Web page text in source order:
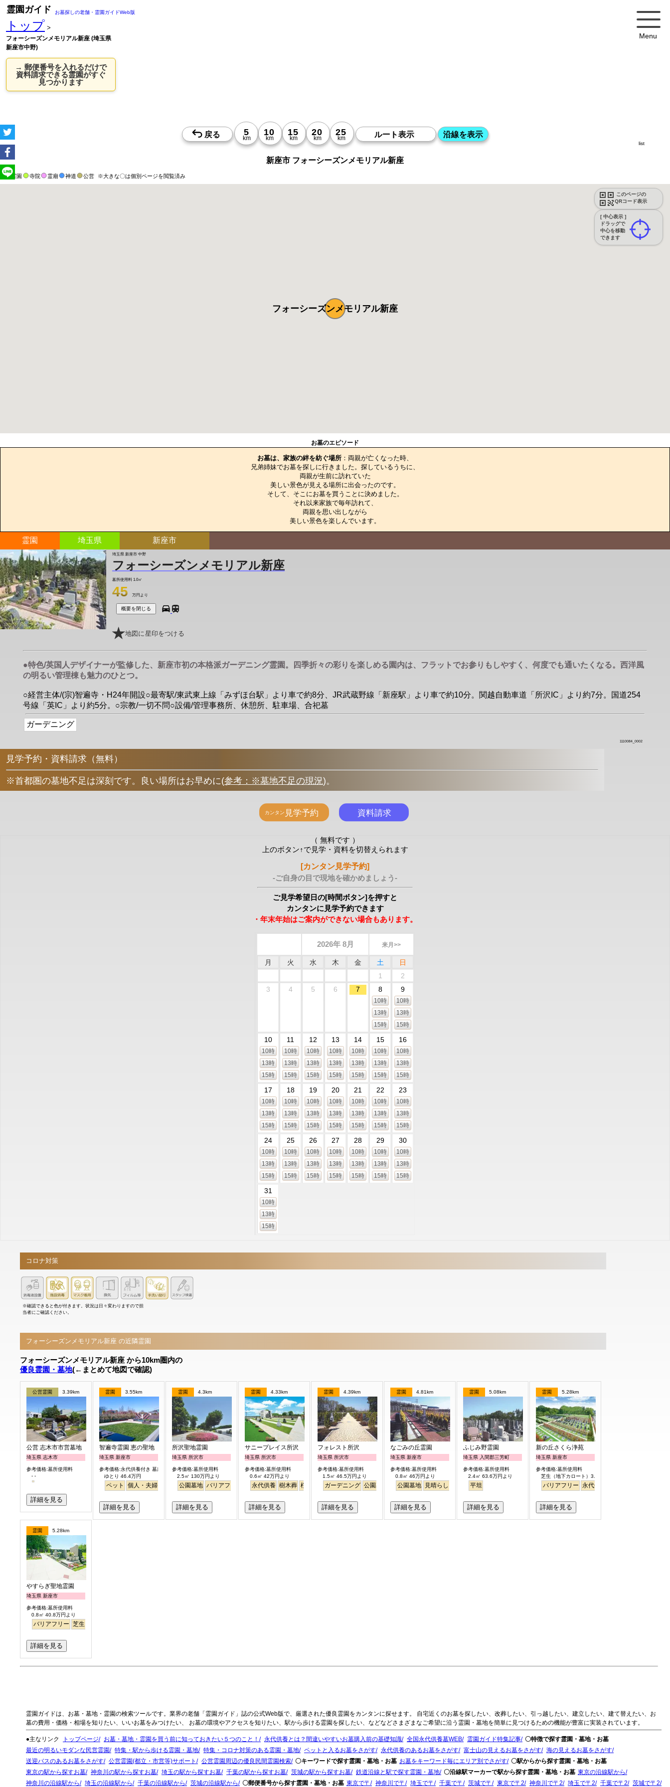
Menu
霊園ガイド お墓探しの老舗・霊園ガイドWeb版
トップ >
フォーシーズンメモリアル新座 (埼玉県
新座市中野)
→ 郵便番号を入れるだけで
資料請求できる霊園がすぐ
見つかります
新座市 フォーシーズンメモリアル新座
霊園 寺院 霊廟 神道 公営 ※大きな〇は個別ページを閲覧済み
このページの
QRコード表示
[ 中心表示 ]
ドラッグで
中心を移動
できます
list
フォーシーズンメモリアル新座
お墓のエピソード
お墓は、家族の絆を紡ぐ場所 ：両親が亡くなった時、
兄弟姉妹でお墓を探しに行きました。探しているうちに、
両親が生前に訪れていた
美しい景色が見える場所に出会ったのです。
そして、そこにお墓を買うことに決めました。
それ以来家族で毎年訪れて、
両親を思い出しながら
美しい景色を楽しんでいます。
霊園 埼玉県 新座市
埼玉県 新座市 中野
フォーシーズンメモリアル新座
墓所使用料 1.0㎡
45 万円より
概要を閉じる
地図に星印をつける
●特色/英国人デザイナーが監修した、新座市初の本格派ガーデニング霊園。四季折々の彩りを楽しめる園内は、フラットでお参りもしやすく、何度でも通いたくなる。西洋風
の明るい管理棟も魅力のひとつ。
○経営主体/(宗)智遍寺・H24年開設○最寄駅/東武東上線「みずほ台駅」より車で約8分、JR武蔵野線「新座駅」より車で約10分。関越自動車道「所沢IC」より約7分。国道254
号線「英IC」より約5分。○宗教/一切不問○設備/管理事務所、休憩所、駐車場、合祀墓
ガーデニング
1110084_0002
見学予約・資料請求（無料）
※首都圏の墓地不足は深刻です。良い場所はお早めに(参考：※墓地不足の現況)。
（ 無料です ）
上のボタン↑で見学・資料を切替えられます
[カンタン見学予約]
-ご自身の目で現地を確かめましょう-
ご見学希望日の[時間ボタン]を押すと
カンタンに見学予約できます
・年末年始はご案内ができない場合もあります。
2026年 8月 来月>>
月 火 水 木 金 土
日
1
2
3
4 5 6 7 8
10時
13時
15時
9
10時
13時
15時
10
10時
13時
15時
11
10時
13時
15時
12
10時
13時
15時
13
10時
13時
15時
14
10時
13時
15時
15
10時
13時
15時
16
10時
13時
15時
17
10時
13時
15時
18
10時
13時
15時
19
10時
13時
15時
20
10時
13時
15時
21
10時
13時
15時
22
10時
13時
15時
23
10時
13時
15時
24
10時
13時
15時
25
10時
13時
15時
26
10時
13時
15時
27
10時
13時
15時
28
10時
13時
15時
29
10時
13時
15時
30
10時
13時
15時
31
10時
13時
15時
コロナ対策
※確認できると色が付きます。状況は日々変わりますので担
当者にご確認ください。
フォーシーズンメモリアル新座 の近隣霊園
フォーシーズンメモリアル新座 から10km圏内の
優良霊園・墓地(←まとめて地図で確認)
公営霊園 3.39km
公営 志木市市営墓地
埼玉県 志木市
参考価格:墓所使用料
- -
詳細を見る
霊園 3.55km
智遍寺霊園 恵の聖地
埼玉県 新座市
参考価格:永代供養付き 墓所使用料
ゆとり 46.4万円
ペット 個人・夫婦 永代供養 樹木葬 ガーデニング 公園墓地 デザイン バリアフリー 平坦 明るい
詳細を見る
霊園 4.3km
所沢聖地霊園
埼玉県 所沢市
参考価格:墓所使用料
2.5㎡ 130万円より
公園墓地 バリアフリー
詳細を見る
霊園 4.33km
サニープレイス所沢
埼玉県 所沢市
参考価格:墓所使用料
0.6㎡ 42万円より
永代供養 樹木葬 桜 さくら ペット バリアフリー テラス
詳細を見る
霊園 4.39km
フォレスト所沢
埼玉県 所沢市
参考価格:墓所使用料
1.5㎡ 46.5万円より
ガーデニング 公園墓地 明るい
詳細を見る
霊園 4.81km
なごみの丘霊園
埼玉県 新座市
参考価格:墓所使用料
0.8㎡ 46万円より
公園墓地 見晴らし・眺望 バリアフリー
詳細を見る
霊園 5.08km
ふじみ野霊園
埼玉県 入間郡三芳町
参考価格:墓所使用料
2.4㎡ 63.6万円より
平坦
詳細を見る
霊園 5.28km
新の丘さくら浄苑
埼玉県 新座市
参考価格:墓所使用料
芝生（地下カロート）3.0㎡ 122.8万円より
バリアフリー 永代供養
詳細を見る
霊園 5.28km
やすらぎ聖地霊園
埼玉県 新座市
参考価格:墓所使用料
0.8㎡ 40.8万円より
バリアフリー 芝生
詳細を見る
霊園ガイドは、お墓・墓地・霊園の検索ツールです。業界の老舗「霊園ガイド」誌の公式Web版で、厳選された優良霊園をカンタンに探せます。 自宅近くのお墓を探したい、改葬したい、引っ越したい、建立したい、建て替えたい、お
墓の費用・価格・相場を知りたい、いいお墓をみつけたい、 お墓の環境やアクセスを知りたい、駅から歩ける霊園を探したい、などなどさまざまなご希望に沿う霊園・墓地を簡単に見つけるための機能が豊富に実装されています。
●主なリンク トップページ お墓・墓地・霊園を買う前に知っておきたい５つのこと！ 永代供養とは？間違いやすいお墓購入前の基礎知識 全国永代供養墓WEB 霊園ガイド特集記事
〇特徴で探す霊園・墓地・お墓
最近の明るいモダンな民営霊園
特集・駅から歩ける霊園・墓地 特集・コロナ対策のある霊園・墓地 ペットと入るお墓をさがす 永代供養のあるお墓をさがす 富士山の見えるお墓をさがす
海の見えるお墓をさがす
送迎バスのあるお墓をさがす
公営霊園(都立・市営等)サポート 公営霊園周辺の優良民間霊園検索 〇キーワードで探す霊園・墓地・お墓 お墓をキーワード毎にエリア別でさがす
〇駅からから探す霊園・墓地・お墓
東京の駅から探すお墓
神奈川の駅から探すお墓 埼玉の駅から探すお墓 千葉の駅から探すお墓 茨城の駅から探すお墓 鉄道沿線と駅で探す霊園・墓地 〇沿線駅マーカーで駅から探す霊園・墓地・お墓 東京の沿線駅から
神奈川の沿線駅から
埼玉の沿線駅から 千葉の沿線駅から 茨城の沿線駅から 〇郵便番号から探す霊園・墓地・お墓 東京で〒 神奈川で〒 埼玉で〒 千葉で〒 茨城で〒 東京で〒2 神奈川で〒2 埼玉で〒2 千葉で〒2 茨城で〒2